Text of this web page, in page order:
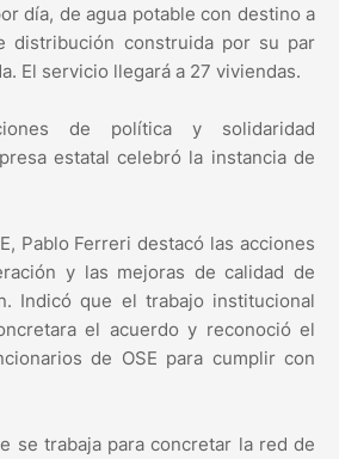
día, de agua potable con destino a
distribución construida por su par
El servicio llegará a 27 viviendas.
de política y solidaridad
estatal celebró la instancia de
Pablo Ferreri destacó las acciones
y las mejoras de calidad de
Indicó que el trabajo institucional
el acuerdo y reconoció el
de OSE para cumplir con
se trabaja para concretar la red de